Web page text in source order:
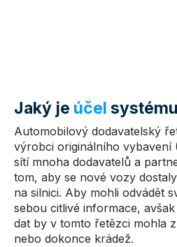
Jaký je účel
Automobilový dodavatelský
výrobci originálního vybavení
sítí mnoha dodavatelů a
tom, aby se nové vozy
na silnici. Aby mohli odvádět
sebou citlivé informace,
dat by v tomto řetězci mohla
nebo dokonce krádež.